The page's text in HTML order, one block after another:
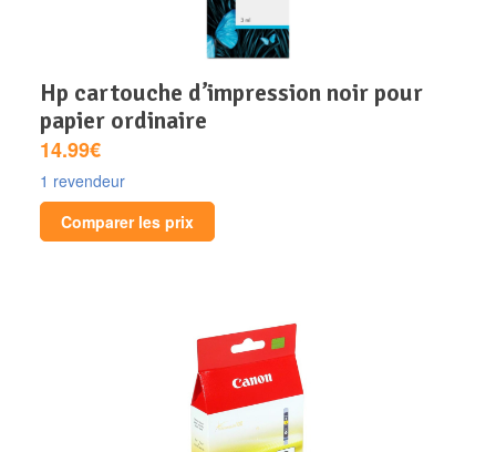
hp cartouche d’impression noir pour
papier ordinaire
14.99€
1 revendeur
Comparer les prix